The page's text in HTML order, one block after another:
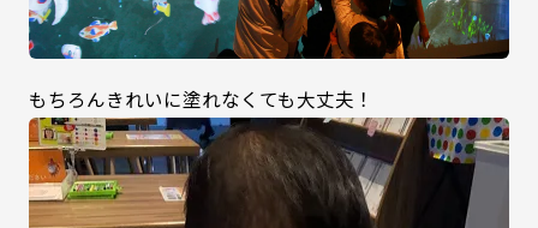
もちろんきれいに塗れなくても大丈夫！